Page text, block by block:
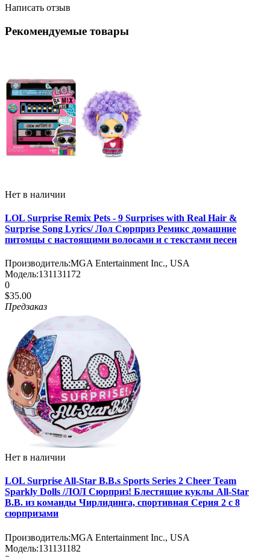
Написать отзыв
Рекомендуемые товары
Нет в наличии
LOL Surprise Remix Pets - 9 Surprises with Real Hair &
Surprise Song Lyrics/ Лол Сюрприз Ремикс домашние
питомцы с настоящими волосами и с текстами песен
Производитель:MGA Entertainment Inc., USA
Модель:131131172
0
$35.00
Предзаказ
Нет в наличии
LOL Surprise All-Star B.B.s Sports Series 2 Cheer Team
Sparkly Dolls /ЛОЛ Сюрприз! Блестящие куклы All-Star
B.B. из команды Чирлидинга, спортивная Серия 2 с 8
сюрпризами
Производитель:MGA Entertainment Inc., USA
Модель:131131182